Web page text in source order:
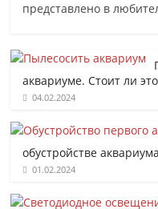
представлено в
аквариуме. Стоит ли
04.02.2024
обустройстве
01.02.2024